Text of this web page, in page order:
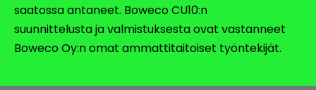
saatossa antaneet. Boweco CU10:n
suunnittelusta ja valmistuksesta ovat vastanneet
Boweco Oy:n omat ammattitaitoiset työntekijät.